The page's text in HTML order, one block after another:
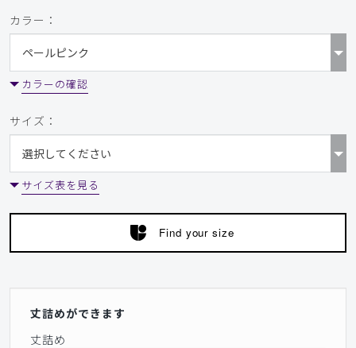
カラー：
カラーの確認
サイズ：
サイズ表を見る
Find your size
丈詰めができます
丈詰め